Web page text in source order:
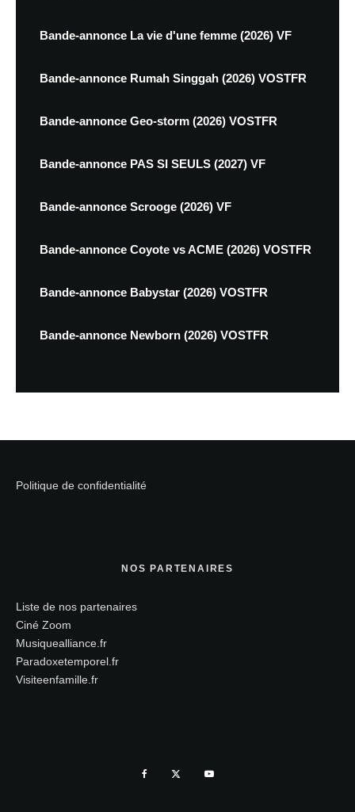
Bande-annonce La vie d'une femme (2026) VF
Bande-annonce Rumah Singgah (2026) VOSTFR
Bande-annonce Geo-storm (2026) VOSTFR
Bande-annonce PAS SI SEULS (2027) VF
Bande-annonce Scrooge (2026) VF
Bande-annonce Coyote vs ACME (2026) VOSTFR
Bande-annonce Babystar (2026) VOSTFR
Bande-annonce Newborn (2026) VOSTFR
Politique de confidentialité
NOS PARTENAIRES
Liste de nos partenaires
Ciné Zoom
Musiquealliance.fr
Paradoxetemporel.fr
Visiteenfamille.fr